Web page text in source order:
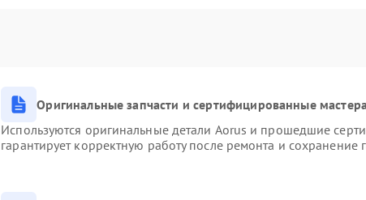
Оригинальные запчасти и сертифицированные мастера
Используются оригинальные детали Aorus и прошедшие
гарантирует корректную работу после ремонта и сохранение